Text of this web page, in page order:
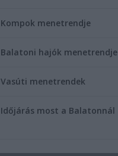
Kompok menetrendje
Balatoni hajók menetrendje
Vasúti menetrendek
Időjárás most a Balatonnál